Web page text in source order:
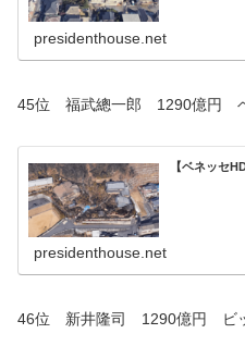
presidenthouse.net
45位 福武總一郎 1290億円
【ベネッセ
presidenthouse.net
46位 新井隆司 1290億円 ビ